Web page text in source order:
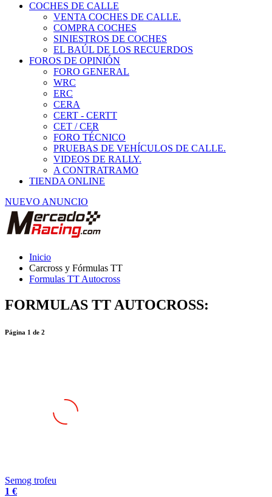
COCHES DE CALLE
VENTA COCHES DE CALLE.
COMPRA COCHES
SINIESTROS DE COCHES
EL BAÚL DE LOS RECUERDOS
FOROS DE OPINIÓN
FORO GENERAL
WRC
ERC
CERA
CERT - CERTT
CET / CER
FORO TÉCNICO
PRUEBAS DE VEHÍCULOS DE CALLE.
VIDEOS DE RALLY.
A CONTRATRAMO
TIENDA ONLINE
NUEVO ANUNCIO
Inicio
Carcross y Fórmulas TT
Formulas TT Autocross
FORMULAS TT AUTOCROSS:
Página 1 de 2
Semog trofeu
1 €